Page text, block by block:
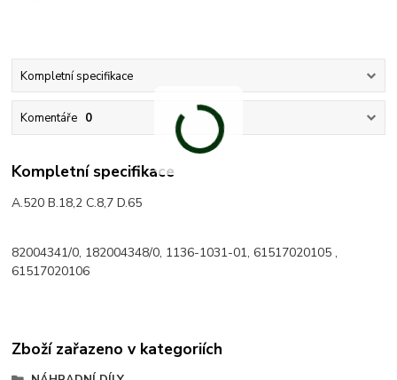
Kompletní specifikace
Komentáře 0
Kompletní specifikace
A.520 B.18,2 C.8,7 D.65
82004341/0, 182004348/0, 1136-1031-01, 61517020105 ,
61517020106
Zboží zařazeno v kategoriích